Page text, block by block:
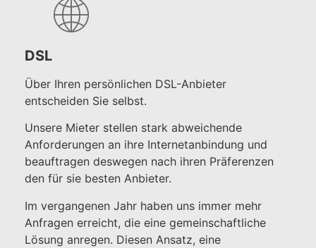
DSL
Über Ihren persönlichen DSL-Anbieter
entscheiden Sie selbst.
Unsere Mieter stellen stark abweichende
Anforderungen an ihre Internetanbindung und
beauftragen deswegen nach ihren Präferenzen
den für sie besten Anbieter.
Im vergangenen Jahr haben uns immer mehr
Anfragen erreicht, die eine gemeinschaftliche
Lösung anregen. Diesen Ansatz, eine